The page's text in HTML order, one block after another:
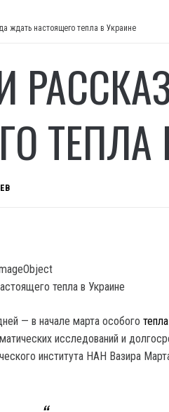
ждать настоящего тепла в Украине
ТЕПЛА
— в начале марта особого тепла
исследований и
института НАН Вазира